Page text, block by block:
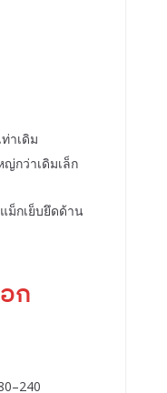
าเดิม
กว่าเดิมเล็ก
ม็กเย็บยึดด้าน
ก